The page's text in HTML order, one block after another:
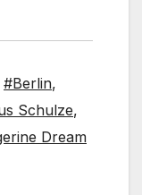
#Berlin,
Schulze,
Dream